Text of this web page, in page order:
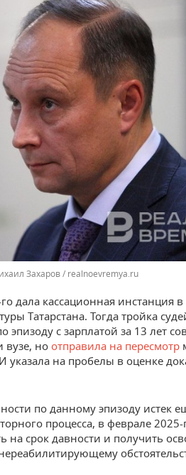
Захаров / realnoevremya.ru
дала кассационная инстанция
Татарстана. Тогда тройка
с зарплатой за 13 лет
вузе, ноотправила на пересмотр
на пробелы в оценке
по данному эпизоду истек
процесса, в феврале 2025-
на срок давности и получить